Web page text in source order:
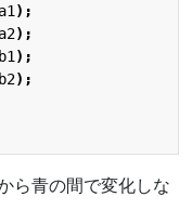
);
);
);
);
ら青の間で変化しな